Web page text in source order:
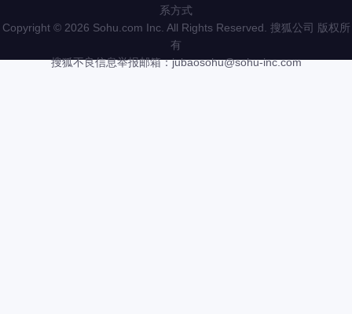
系方式
Copyright © 2026 Sohu.com Inc. All Rights Reserved. 搜狐公司 版权所
有
搜狐不良信息举报邮箱：jubaosohu@sohu-inc.com